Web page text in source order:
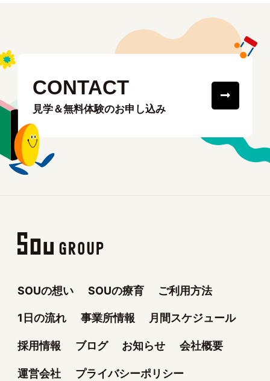
CONTACT
見学＆無料体験のお申し込み
SOUの想い SOUの療育 ご利用方法
1日の流れ 事業所情報 月間スケジュール
採用情報 ブログ お知らせ 会社概要
運営会社 プライバシーポリシー